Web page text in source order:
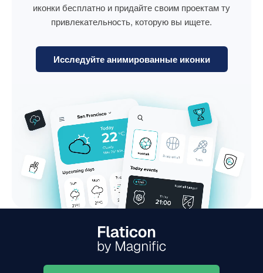
иконки бесплатно и придайте своим проектам ту
привлекательность, которую вы ищете.
Исследуйте анимированные иконки